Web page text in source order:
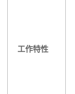
工作特性